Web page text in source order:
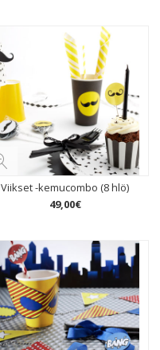
Viikset -kemucombo (8 hlö)
49,00€